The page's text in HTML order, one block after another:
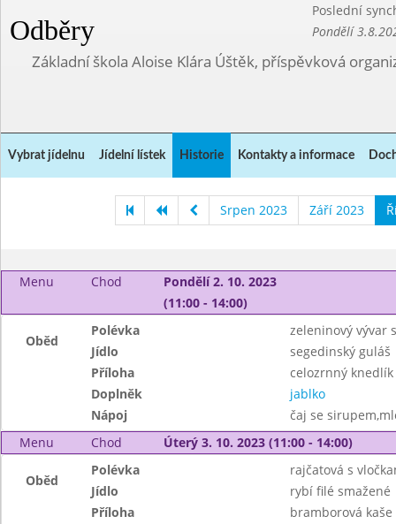
Odběry
Poslední
Pondělí
Základní škola Aloise Klára Úštěk, příspěvková
Vybrat jídelnu Jídelní lístek Historie Kontakty a informace
Srpen 2023 Září 2023
Menu Chod
Pondělí 2. 10. 2023
(11:00 - 14:00)
Oběd
Polévka
zeleninový vývar
Jídlo
segedinský guláš
Příloha
celozrnný knedlík
Doplněk
jablko
Nápoj
čaj se
Menu
Chod Úterý 3. 10. 2023 (11:00 - 14:00)
Oběd
Polévka
rajčatová s
Jídlo
rybí filé smažené
Příloha
bramborová kaše